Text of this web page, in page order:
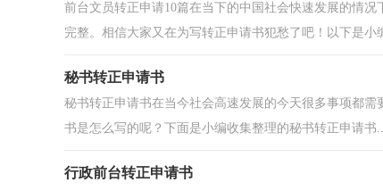
前台文员转正申请10篇在当下的中国社会快速发展的情
完整。相信大家又在为写转正申请书犯愁了吧！以下是小
秘书转正申请书
秘书转正申请书在当今社会高速发展的今天很多事项都
书是怎么写的呢？下面是小编收集整理的秘书转正申请书
行政前台转正申请书